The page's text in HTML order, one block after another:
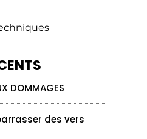
DOMMAGES
des vers